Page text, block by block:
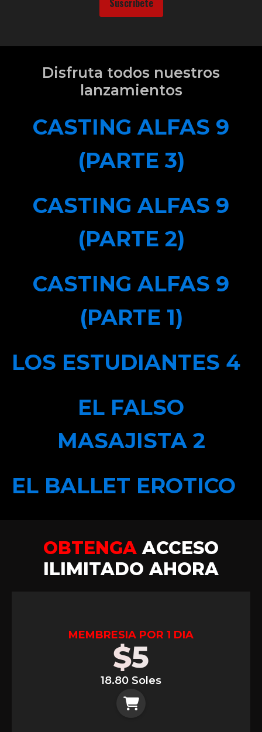
Disfruta todos nuestros
lanzamientos
CASTING ALFAS 9
(PARTE 3)
CASTING ALFAS 9
(PARTE 2)
CASTING ALFAS 9
(PARTE 1)
LOS ESTUDIANTES 4
EL FALSO
MASAJISTA 2
EL BALLET EROTICO
OBTENGA ACCESO
ILIMITADO AHORA
MEMBRESIA POR 1 DIA
$5
18.80 Soles